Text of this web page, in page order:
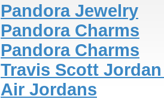
Pandora Jewelry
Pandora Charms
Pandora Charms
Travis Scott
Air Jordans